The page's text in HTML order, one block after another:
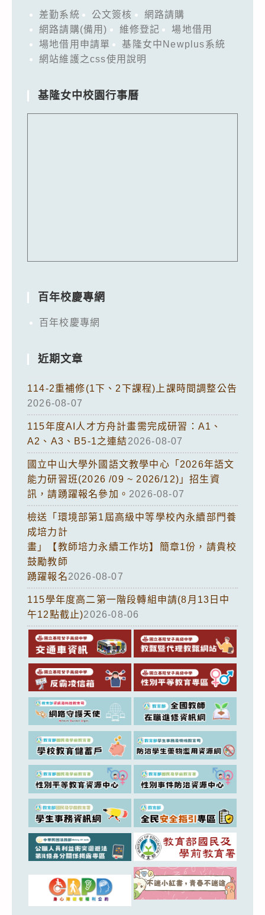
差勤系統 公文簽核
網路請購
網路請購(備用)
維修登記
場地借用
場地借用申請單
基隆女中Newplus系統
網站維護之css使用說明
基隆女中校園行事曆
百年校慶專網
百年校慶專網
近期文章
114-2重補修(1下、2下課程)上課時間調整公告
2026-08-07
115年度AI人才方舟計畫需完成研習：A1、
A2、A3、B5-1之連結2026-08-07
國立中山大學外國語文教學中心「2026年語文
能力研習班(2026 /09 ~ 2026/12)」招生資
訊，請踴躍報名參加。 2026-08-07
檢送「環境部第1屆高級中等學校內永續部門養
成培力計
畫」【教師培力永續工作坊】簡章1份，請貴校
鼓勵教師
踴躍報名2026-08-07
115學年度高二第一階段轉組申請(8月13日中
午12點截止)2026-08-06